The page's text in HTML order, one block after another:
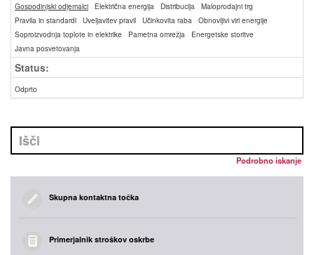
Gospodinjski odjemalci Električna energija Distribucija
Maloprodajni trg
Pravila in standardi
Uveljavitev pravil Učinkovita raba
Obnovljivi viri energije
Soproizvodnja toplote in elektrike
Pametna omrežja
Energetske storitve
Javna posvetovanja
Status:
Odprto
Podrobno iskanje
Skupna kontaktna točka
Primerjalnik stroškov oskrbe